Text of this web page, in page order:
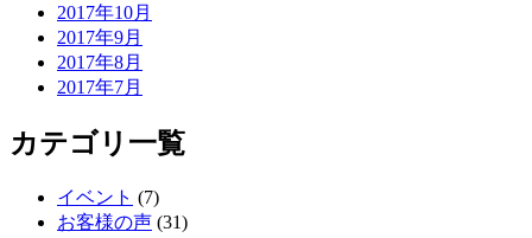
2017年10月
2017年9月
2017年8月
2017年7月
カテゴリ一覧
イベント (7)
お客様の声 (31)